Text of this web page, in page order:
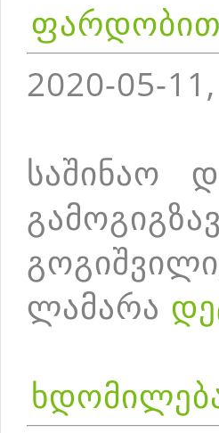
2020-05-
საშინაო
ლამარა